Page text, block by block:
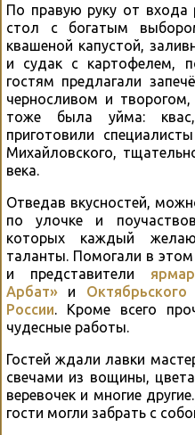
По правую руку от входа
стол с богатым
квашеной капустой,
и судак с картофелем,
гостям предлагали
черносливом и
тоже была уйма:
приготовили
Михайловского,
века.
Отведав вкусностей,
по улочке и
которых каждый
таланты. Помогали в
и представители
Арбат» и
России . Кроме всего
чудесные работы.
Гостей ждали лавки
свечами из вощины,
веревочек и многие
гости могли забрать с